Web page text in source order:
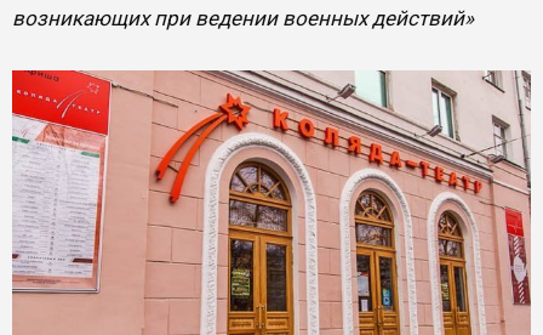
возникающих при ведении военных действий»